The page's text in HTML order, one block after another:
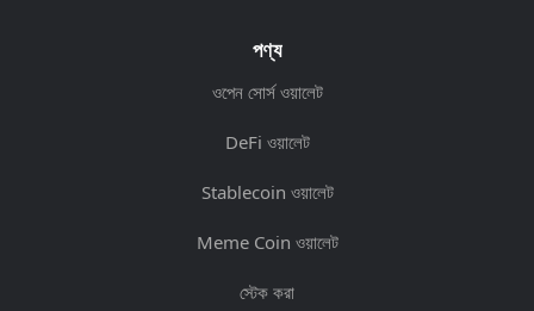
পণ্য
ওপেন সোর্স ওয়ালেট
DeFi ওয়ালেট
Stablecoin ওয়ালেট
Meme Coin ওয়ালেট
স্টেক করা